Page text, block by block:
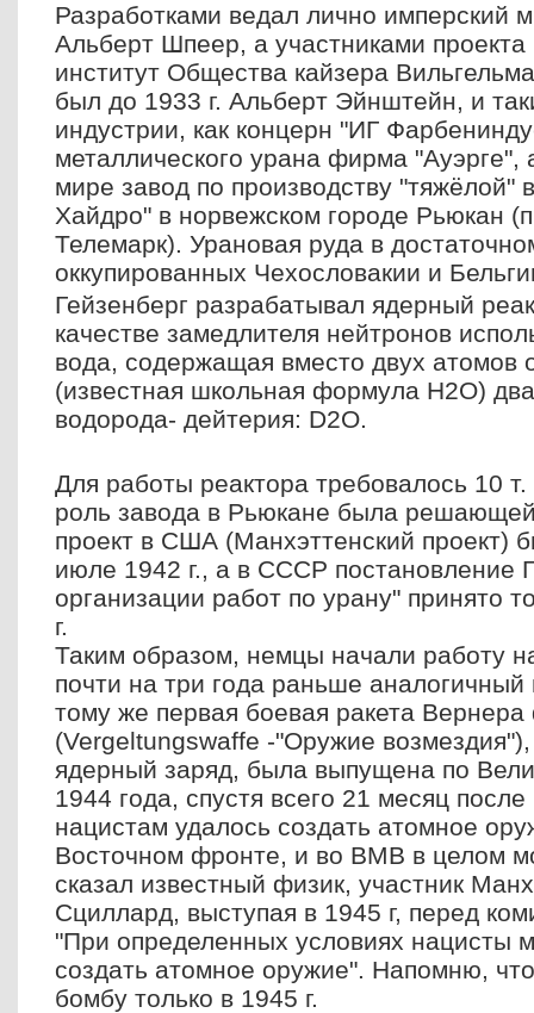
Разработками ведал лично имперский
Альберт Шпеер, а участниками
институт Общества кайзера
был до 1933 г. Альберт Эйнштейн, и
индустрии, как концерн "ИГ
металлического урана фирма "Ауэрге",
мире завод по производству
Хайдро" в норвежском городе Рьюкан
Телемарк). Урановая руда в
оккупированных Чехословакии и
Гейзенберг разрабатывал ядерный
качестве замедлителя нейтронов
вода, содержащая вместо двух атомов
(известная школьная формула H2O)
водорода- дейтерия: D2O.
Для работы реактора требовалось 10
роль завода в Рьюкане была
проект в США (Манхэттенский проект)
июле 1942 г., а в СССР постановление
организации работ по урану" принято
г.
Таким образом, немцы начали работу
почти на три года раньше
тому же первая боевая ракета
(Vergeltungswaffe -"Оружие возмездия"),
ядерный заряд, была выпущена по
1944 года, спустя всего 21 месяц
нацистам удалось создать атомное
Восточном фронте, и во ВМВ в целом
сказал известный физик, участник
Сциллард, выступая в 1945 г, перед
"При определенных условиях нацисты
создать атомное оружие". Напомню,
бомбу только в 1945 г.